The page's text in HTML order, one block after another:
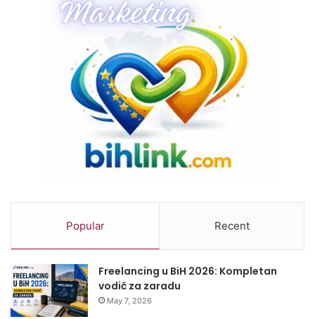
Popular Recent
Freelancing u BiH 2026: Kompletan
vodič za zaradu
May 7, 2026